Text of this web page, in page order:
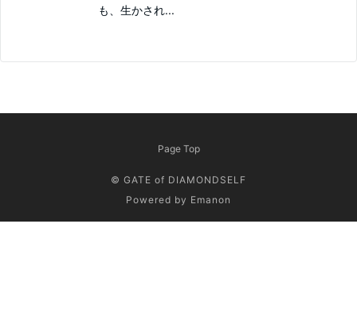
も、生かされ...
Page Top
© GATE of DIAMONDSELF
Powered by Emanon